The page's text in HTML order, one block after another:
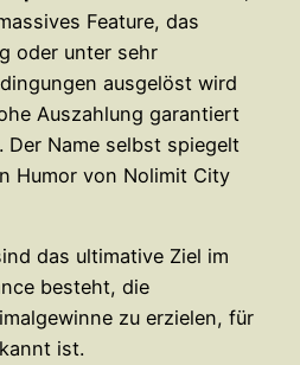
Feature, das
oder unter sehr
ausgelöst wird
Auszahlung garantiert
Der Name selbst spiegelt
Humor von Nolimit City
das ultimative Ziel im
besteht, die
zu erzielen, für
ist.